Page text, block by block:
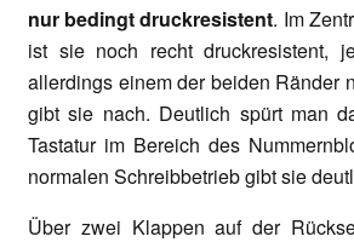
nur bedingt druckresistent. Im
ist sie noch recht druckresistent,
allerdings einem der beiden Ränder
gibt sie nach. Deutlich spürt man
Tastatur im Bereich des
normalen Schreibbetrieb gibt sie
Über zwei Klappen auf der